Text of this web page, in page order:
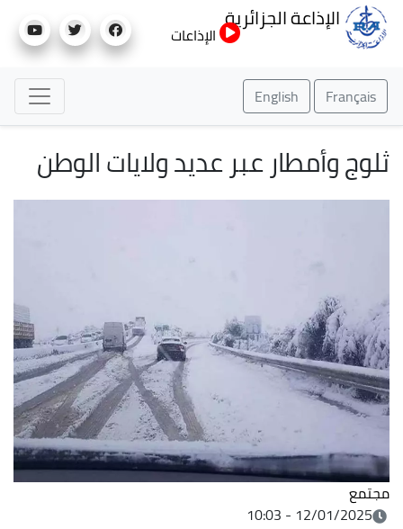
إلى
الإذاعة الجزائرية
الإذاعات
Français
English
ثلوج وأمطار عبر عديد ولايات الوطن
مجتمع
12/01/2025 - 10:03